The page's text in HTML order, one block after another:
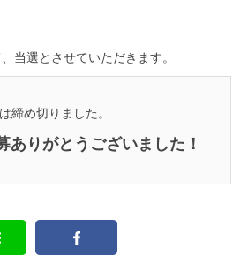
当選とさせていただきます。
締め切りました。
ありがとうございました！